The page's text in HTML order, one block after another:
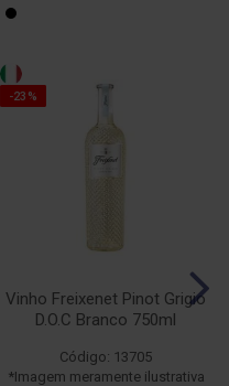
-23%
Vinho Freixenet Pinot Grigio
D.O.C Branco 750ml
Código: 13705
*Imagem meramente ilustrativa